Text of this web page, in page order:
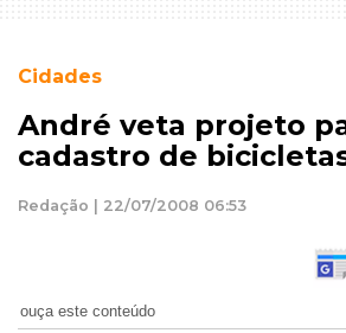
Cidades
André veta projeto
cadastro de
Redação | 22/07/2008 06:53
ouça este conteúdo